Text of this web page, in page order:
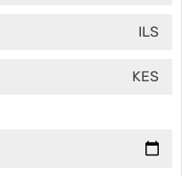
ILS
KES